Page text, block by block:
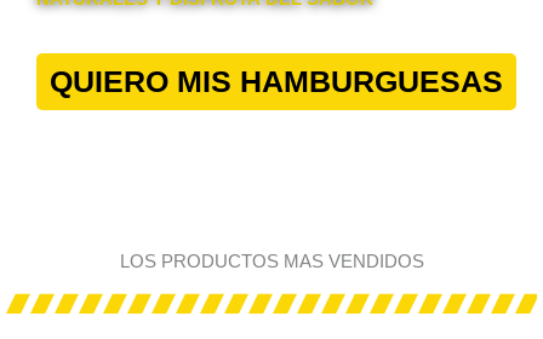
QUIERO MIS HAMBURGUESAS
LOS PRODUCTOS MAS VENDIDOS